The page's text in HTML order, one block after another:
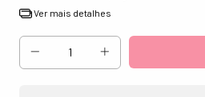
Ver mais detalhes